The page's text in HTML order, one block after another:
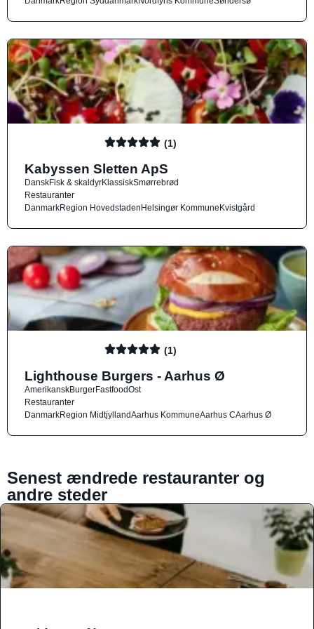
(1)
Kabyssen Sletten ApS
DanskFisk & skaldyrKlassiskSmørrebrød
Restauranter
DanmarkRegion HovedstadenHelsingør KommuneKvistgård
(1)
Lighthouse Burgers - Aarhus Ø
AmerikanskBurgerFastfoodOst
Restauranter
DanmarkRegion MidtjyllandAarhus KommuneAarhus CAarhus Ø
Senest ændrede restauranter og
andre steder